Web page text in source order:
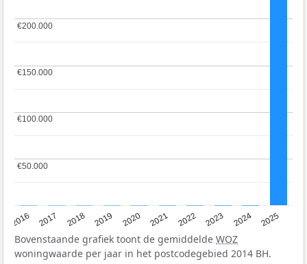
2016 2017 2018 2019 2020 2021 2022 2023 2024 2025
€50.000
€50.000
€100.000
€100.000
€150.000
€150.000
€200.000
€200.000
Bovenstaande grafiek toont de gemiddelde WOZ
woningwaarde per jaar in het postcodegebied 2014 BH.